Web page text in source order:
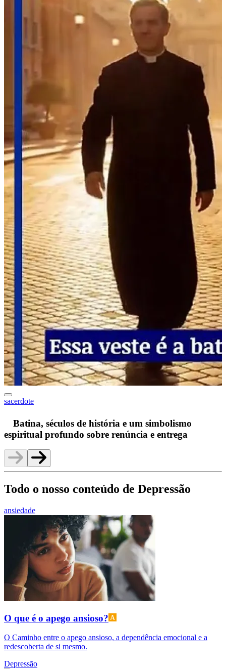
sacerdote
Batina, séculos de história e um simbolismo
espiritual profundo sobre renúncia e entrega
Todo o nosso conteúdo de Depressão
ansiedade
O que é o apego ansioso?
O Caminho entre o apego ansioso, a dependência emocional e a
redescoberta de si mesmo.
Depressão